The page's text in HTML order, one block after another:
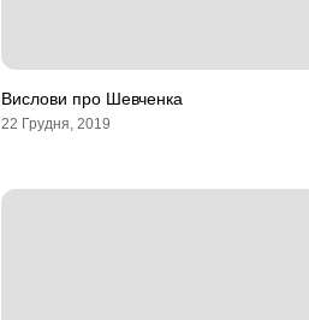
Вислови про Шевченка
22 Грудня, 2019